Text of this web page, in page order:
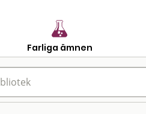
Farliga ämnen